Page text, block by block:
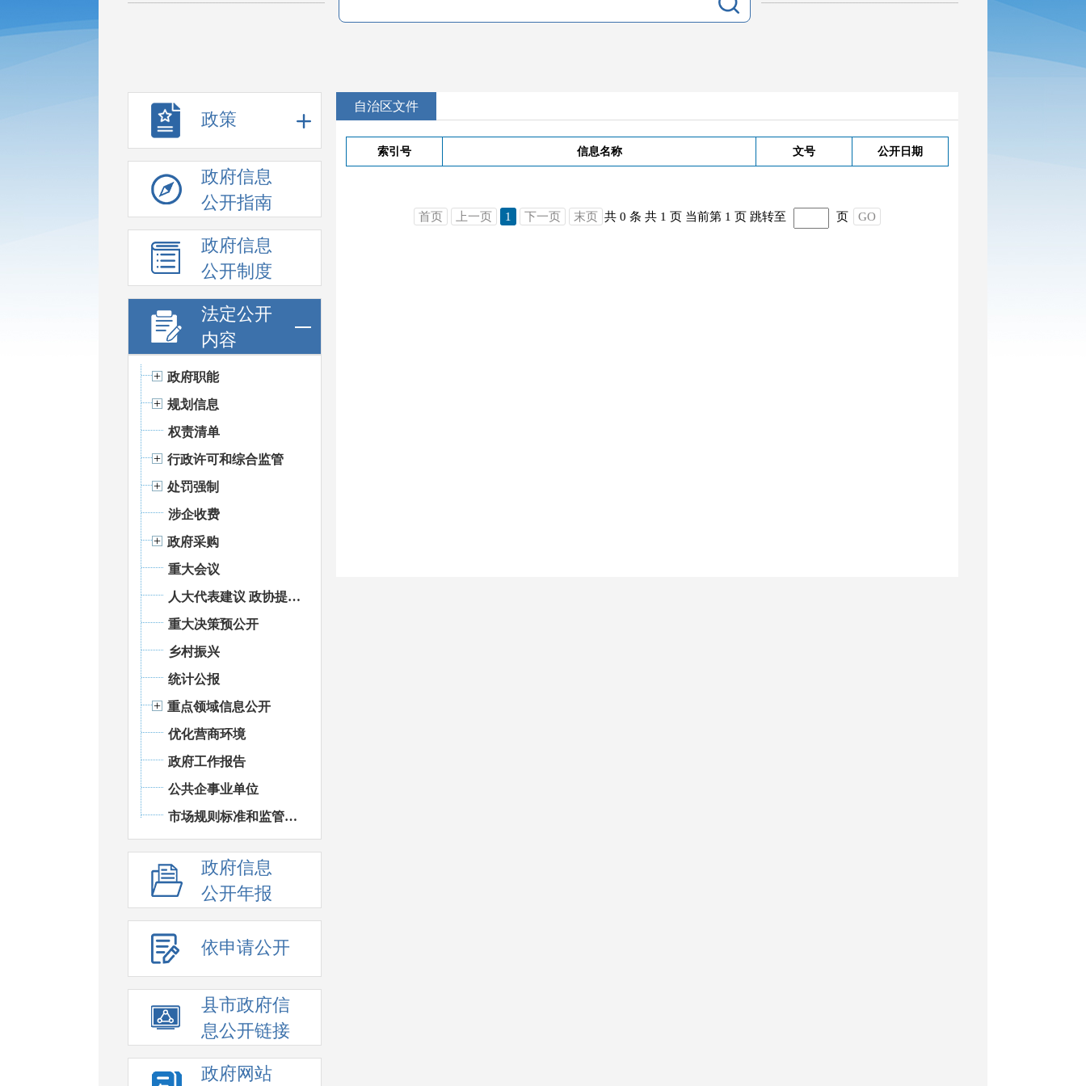
政策
政府信息
公开指南
政府信息
公开制度
法定公开
内容
政府职能
规划信息
权责清单
行政许可和综合监管
处罚强制
涉企收费
政府采购
重大会议
人大代表建议 政协提案办理
重大决策预公开
乡村振兴
统计公报
重点领域信息公开
优化营商环境
政府工作报告
公共企事业单位
市场规则标准和监管执法
政府信息
公开年报
依申请公开
县市政府信
息公开链接
政府网站
自治区文件
索引号 信息名称 文号 公开日期
首页 上一页 1 下一页 末页 共 0 条 共 1 页 当前第 1 页 跳转至 页 GO